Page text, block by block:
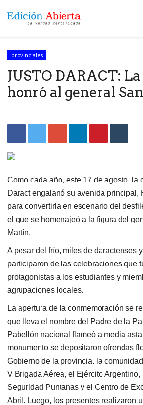
provinciales
JUSTO DARACT:
honró al general
Como cada año, este 17 de agosto, la
Daract engalanó su avenida principal,
para convertirla en escenario del
el que se homenajeó a la figura del
Martín.
A pesar del frío, miles de daractenses
participaron de las celebraciones que
protagonistas a los estudiantes y
agrupaciones locales.
La apertura de la conmemoración se
que lleva el nombre del Padre de la
Pabellón nacional flameó a media
monumento se depositaron ofrendas
Gobierno de la provincia, la
V Brigada Aérea, el Ejército Argentino,
Seguridad Puntanas y el Centro de
Abril. Luego, los presentes realizaron